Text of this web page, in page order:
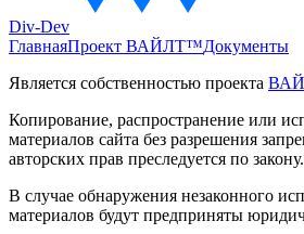
Div-Dev
ГлавнаяПроект ВАЙЛТ™Документы
Является собственностью проекта
Копирование, распространение или
материалов сайта без разрешения
авторских прав преследуется по закону.
В случае обнаружения незаконного
материалов будут предприняты